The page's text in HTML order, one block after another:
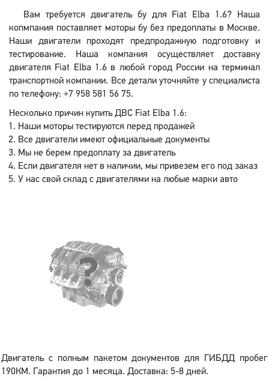
Вам требуется двигатель бу для Fiat Elba 1.6? Наша
копмпания поставляет моторы бу без предоплаты в Москве.
Наши двигатели проходят предпродажную подготовку и
тестирование. Наша компания осуществляет доставку
двигателя Fiat Elba 1.6 в любой город России на терминал
транспортной компании. Все детали уточняйте у специалиста
по телефону: +7 958 581 56 75.
Несколько причин купить ДВС Fiat Elba 1.6:
Наши моторы тестируются перед продажей
Все двигатели имеют официальные документы
Мы не берем предоплату за двигатель
Если двигателя нет в наличии, мы привезем его под заказ
У нас свой склад с двигателями на любые марки авто
Двигатель с полным пакетом документов для ГИБДД пробег
190КМ. Гарантия до 1 месяца. Доставка: 5-8 дней.